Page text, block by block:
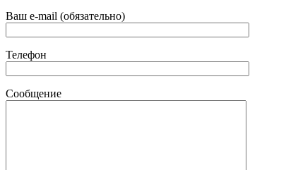
Ваш e-mail (обязательно)
Телефон
Сообщение